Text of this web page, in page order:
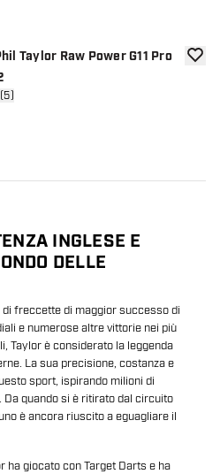
Taylor Raw Power G11 Pro
recensioni
INGLESE E
DELLE
di freccette di maggior successo di
e numerose altre vittorie nei più
Taylor è considerato la leggenda
La sua precisione, costanza e
sport, ispirando milioni di
quando si è ritirato dal circuito
è ancora riuscito a eguagliare il
ha giocato con Target Darts e ha